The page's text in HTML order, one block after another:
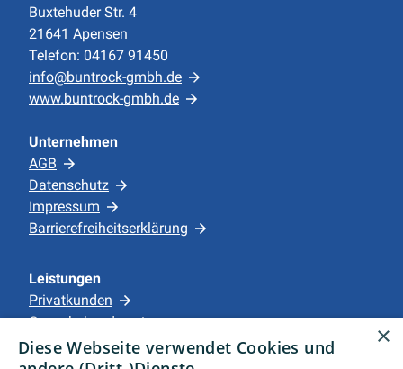
Buxtehuder Str. 4
21641 Apensen
Telefon: 04167 91450
info@buntrock-gmbh.de
www.buntrock-gmbh.de
Unternehmen
AGB
Datenschutz
Impressum
Barrierefreiheitserklärung
Leistungen
Privatkunden
Gewerbekunden
Karriere
Unternehmen
×
Diese Webseite verwendet Cookies und